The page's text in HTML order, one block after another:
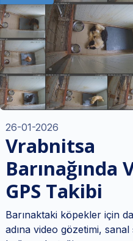
26-01-2026
Vrabnitsa
Barınağında
GPS Takibi
Barınaktaki köpekler için
adına video gözetimi,